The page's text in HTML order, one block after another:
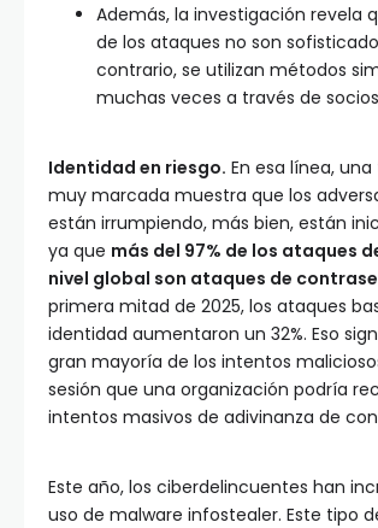
Además, la investigación revela
de los ataques no son
contrario, se utilizan métodos
muchas veces a través de
Identidad en riesgo. En esa línea,
muy marcada muestra que los
están irrumpiendo, más bien, están
ya que más del 97% de los ataques
nivel global son ataques de
primera mitad de 2025, los ataques
identidad aumentaron un 32%. Eso
gran mayoría de los intentos
sesión que una organización podría
intentos masivos de adivinanza de
Este año, los ciberdelincuentes han
uso de malware infostealer. Este tipo